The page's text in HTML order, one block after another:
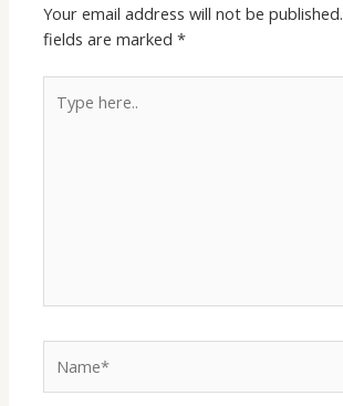
Your email address will not be published.
fields are marked*